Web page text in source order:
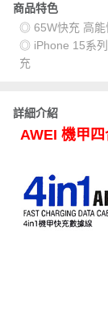
商品特色
◎ 65W快充 高能
◎ iPhone 15系列
充
詳細介紹
AWEI 機甲